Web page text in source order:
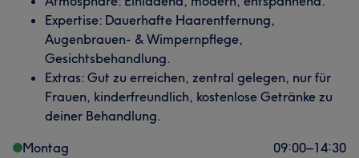
Expertise: Dauerhafte Haarentfernung,
Augenbrauen- & Wimpernpflege,
Gesichtsbehandlung.
Extras: Gut zu erreichen, zentral gelegen, nur für
Frauen, kinderfreundlich, kostenlose Getränke zu
deiner Behandlung.
Montag
09:00–14:30